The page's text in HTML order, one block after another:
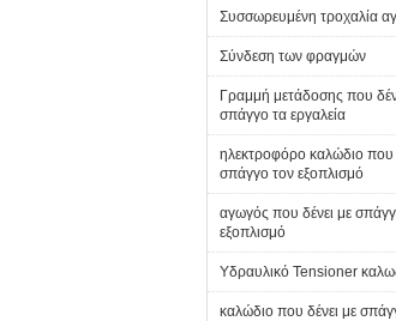
Συσσωρευμένη τροχαλία
Σύνδεση των φραγμών
Γραμμή μετάδοσης που
σπάγγο τα εργαλεία
ηλεκτροφόρο καλώδιο που
σπάγγο τον εξοπλισμό
αγωγός που δένει με
εξοπλισμό
Υδραυλικό Tensioner
καλώδιο που δένει με